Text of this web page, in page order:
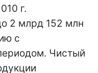
г.
2 млрд 152 млн
с
Чистый